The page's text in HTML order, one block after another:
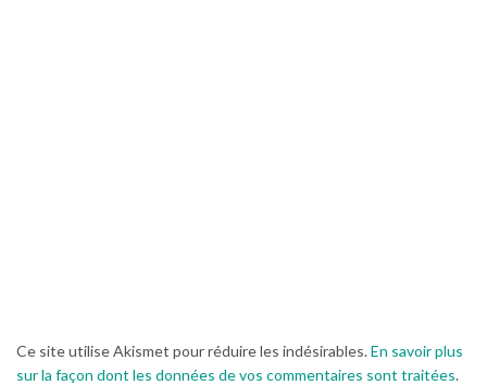
Ce site utilise Akismet pour réduire les indésirables.En savoir plus
sur la façon dont les données de vos commentaires sont traitées.